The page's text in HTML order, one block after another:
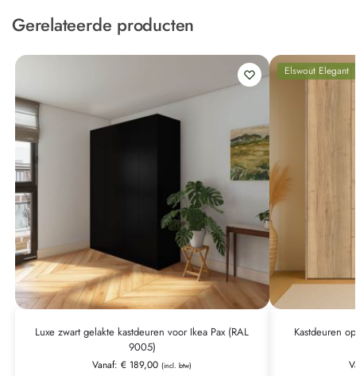
Gerelateerde producten
Luxe zwart gelakte kastdeuren voor Ikea Pax (RAL
9005)
Vanaf:€ 189,00 (incl. btw)
Elswout Elegant
Kastdeuren